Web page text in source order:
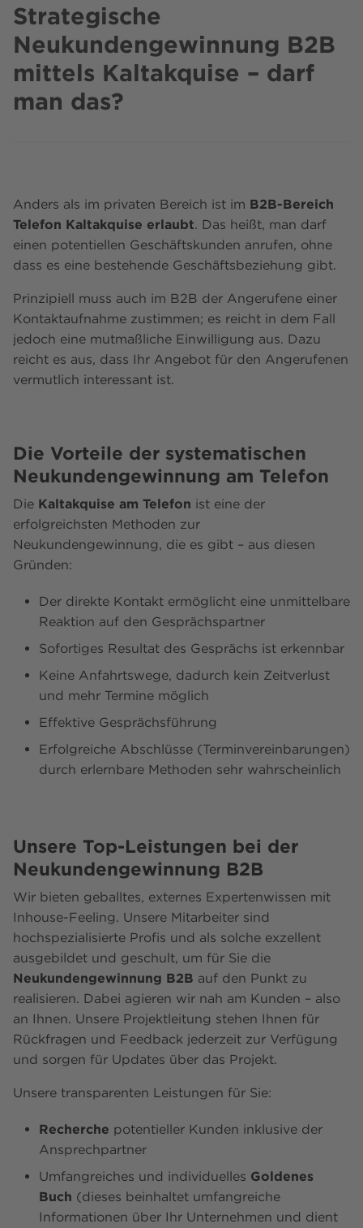
Strategische
Neukundengewinnung B2B
mittels Kaltakquise – darf
man das?
Anders als im privaten Bereich ist im B2B-Bereich
Telefon Kaltakquise erlaubt. Das heißt, man darf
einen potentiellen Geschäftskunden anrufen, ohne
dass es eine bestehende Geschäftsbeziehung gibt.
Prinzipiell muss auch im B2B der Angerufene einer
Kontaktaufnahme zustimmen; es reicht in dem Fall
jedoch eine mutmaßliche Einwilligung aus. Dazu
reicht es aus, dass Ihr Angebot für den Angerufenen
vermutlich interessant ist.
Die Vorteile der systematischen
Neukundengewinnung am Telefon
Die Kaltakquise am Telefon ist eine der
erfolgreichsten Methoden zur
Neukundengewinnung, die es gibt – aus diesen
Gründen:
Der direkte Kontakt ermöglicht eine unmittelbare
Reaktion auf den Gesprächspartner
Sofortiges Resultat des Gesprächs ist erkennbar
Keine Anfahrtswege, dadurch kein Zeitverlust
und mehr Termine möglich
Effektive Gesprächsführung
Erfolgreiche Abschlüsse (Terminvereinbarungen)
durch erlernbare Methoden sehr wahrscheinlich
Unsere Top-Leistungen bei der
Neukundengewinnung B2B
Wir bieten geballtes, externes Expertenwissen mit
Inhouse-Feeling. Unsere Mitarbeiter sind
hochspezialisierte Profis und als solche exzellent
ausgebildet und geschult, um für Sie die
Neukundengewinnung B2B auf den Punkt zu
realisieren. Dabei agieren wir nah am Kunden – also
an Ihnen. Unsere Projektleitung stehen Ihnen für
Rückfragen und Feedback jederzeit zur Verfügung
und sorgen für Updates über das Projekt.
Unsere transparenten Leistungen für Sie:
Recherche potentieller Kunden inklusive der
Ansprechpartner
Umfangreiches und individuelles Goldenes
Buch (dieses beinhaltet umfangreiche
Informationen über Ihr Unternehmen und dient